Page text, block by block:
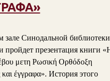
зале Синодальной библиотеки
пройдет презентация книги
μετη Ρωσική Ορθόδοξη
έγγραφα». История этого